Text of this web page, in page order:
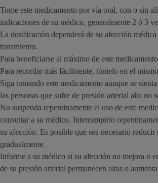
Tome este medicamento por vía oral, con o sin
indicaciones de su médico, generalmente 2 ó 3
La dosificación dependerá de su afección médica
tratamiento.
Para beneficiarse al máximo de este
Para recordar más fácilmente, tómelo en el
Siga tomando este medicamento aunque se
las personas que sufre de presión arterial alta no
No suspenda repentinamente el uso de este
consultar a su médico. Interrumpirlo
su afección. Es posible que sea necesario reducir
gradualmente.
Informe a su médico si su afección no mejora o
de su presión arterial permanecen altas o